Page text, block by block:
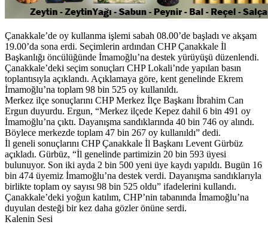
Çanakkale’de oy kullanma işlemi sabah 08.00’de başladı ve akşam
19.00’da sona erdi. Seçimlerin ardından CHP Çanakkale İl
Başkanlığı öncülüğünde İmamoğlu’na destek yürüyüşü düzenlendi.
Çanakkale’deki seçim sonuçları CHP Lokali’nde yapılan basın
toplantısıyla açıklandı. Açıklamaya göre, kent genelinde Ekrem
İmamoğlu’na toplam 98 bin 525 oy kullanıldı.
Merkez ilçe sonuçlarını CHP Merkez İlçe Başkanı İbrahim Can
Ergun duyurdu. Ergun, “Merkez ilçede Kepez dahil 6 bin 491 oy
İmamoğlu’na çıktı. Dayanışma sandıklarında 40 bin 746 oy alındı.
Böylece merkezde toplam 47 bin 267 oy kullanıldı” dedi.
İl geneli sonuçlarını CHP Çanakkale İl Başkanı Levent Gürbüz
açıkladı. Gürbüz, “İl genelinde partimizin 20 bin 593 üyesi
bulunuyor. Son iki ayda 2 bin 500 yeni üye kaydı yapıldı. Bugün 16
bin 474 üyemiz İmamoğlu’na destek verdi. Dayanışma sandıklarıyla
birlikte toplam oy sayısı 98 bin 525 oldu” ifadelerini kullandı.
Çanakkale’deki yoğun katılım, CHP’nin tabanında İmamoğlu’na
duyulan desteği bir kez daha gözler önüne serdi.
Kalenin Sesi